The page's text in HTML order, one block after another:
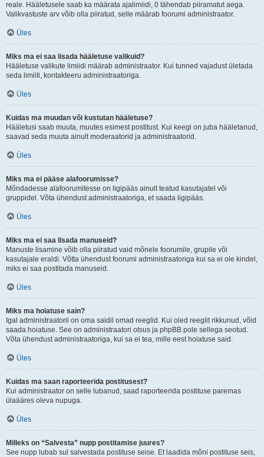
reale. Hääletusele saab ka määrata ajalimiidi, 0 tähendab piiramatut aega.
Valikvastuste arv võib olla piiratud, selle määrab foorumi administraator.
Üles
Miks ma ei saa lisada hääletuse valikuid?
Hääletuse valikute limiidi määrab administraator. Kui tunned vajadust ületada
seda limiiti, kontakteeru administraatoriga.
Üles
Kuidas ma muudan või kustutan hääletuse?
Hääletusi saab muuta, muutes esimest postitust. Kui keegi on juba hääletanud,
saavad seda muuta ainult moderaatorid ja administraatorid.
Üles
Miks ma ei pääse alafoorumisse?
Mõndadesse alafoorumitesse on ligipääs ainult teatud kasutajatel või
gruppidel. Võta ühendust administraatoriga, et saada ligipääs.
Üles
Miks ma ei saa lisada manuseid?
Manuste lisamine võib olla piiratud vaid mõnele foorumile, grupile või
kasutajale eraldi. Võtta ühendust foorumi administraatoriga kui sa ei ole kindel,
miks ei saa postitada manuseid.
Üles
Miks ma hoiatuse sain?
Igal administraatoril on oma saidil omad reeglid. Kui oled reeglit rikkunud, võid
saada hoiatuse. See on administraatori otsus ja phpBB pole sellega seotud.
Võta ühendust administraatoriga, kui sa ei tea, mille eest hoiatuse said.
Üles
Kuidas ma saan raporteerida postitusest?
Kui administraator on selle lubanud, saad raporteerida postituse paremas
ülaääres oleva nupuga.
Üles
Milleks on “Salvesta” nupp postitamise juures?
See nupp lubab sul salvestada postituse seise. Et laadida mõni postituse seis,